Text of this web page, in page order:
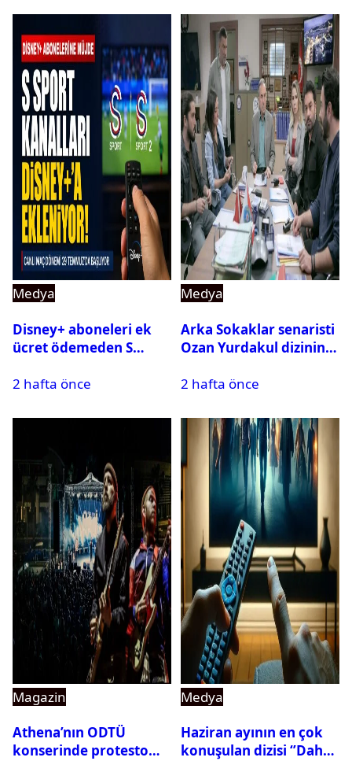
Medya
Disney+ aboneleri ek
ücret ödemeden S
izleyebilecek
2 hafta önce
Medya
Arka Sokaklar senaristi
Ozan Yurdakul dizinin
2 hafta önce
Magazin
Athena’nın ODTÜ
konserinde protesto
Medya
Haziran ayının en çok
konuşulan dizisi ‘’Daha